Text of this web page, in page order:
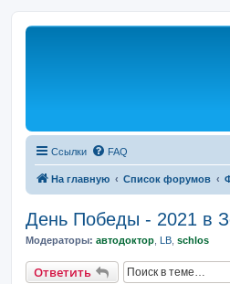
Ссылки FAQ
На главную Список форумов
День Победы - 2021 в
Модераторы: автодоктор LB schlos
Ответить